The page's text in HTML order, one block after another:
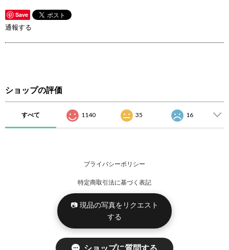
Save
通報する
ショップの評価
すべて 1140 35 16
プライバシーポリシー
特定商取引法に基づく表記
📷 現品の写真をリクエスト
する
ショップに質問する